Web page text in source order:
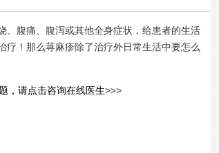
、腹痛、腹泻或其他全身症状，给患者的生活
！那么荨麻疹除了治疗外日常生活中要怎么
，请点击咨询在线医生>>>